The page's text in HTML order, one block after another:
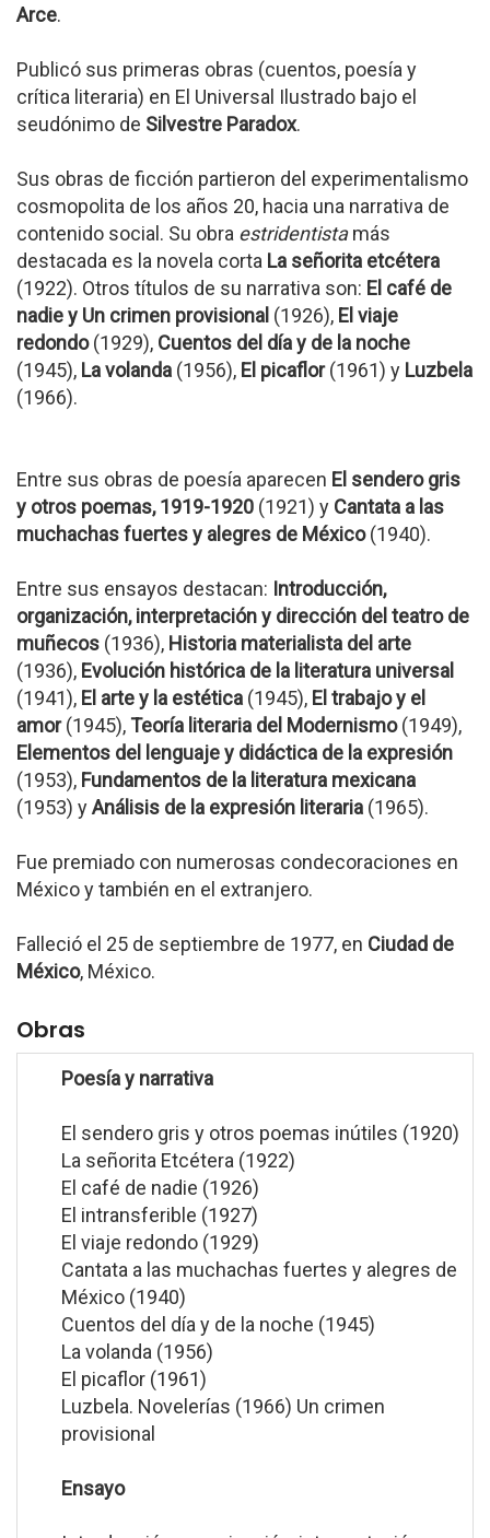
Arce.
Publicó sus primeras obras (cuentos, poesía y
crítica literaria) en El Universal Ilustrado bajo el
seudónimo de Silvestre Paradox.
Sus obras de ficción partieron del experimentalismo
cosmopolita de los años 20, hacia una narrativa de
contenido social. Su obra estridentistamás
destacada es la novela corta La señorita etcétera
(1922). Otros títulos de su narrativa son: El café de
nadie y Un crimen provisional (1926), El viaje
redondo(1929), Cuentos del día y de la noche
(1945), La volanda (1956), El picaflor(1961) y Luzbela
(1966).
Entre sus obras de poesía aparecen El sendero gris
y otros poemas, 1919-1920 (1921) y Cantata a las
muchachas fuertes y alegres de México(1940).
Entre sus ensayos destacan: Introducción,
organización, interpretación y dirección del teatro de
muñecos (1936), Historia materialista del arte
(1936), Evolución histórica de la literatura universal
(1941), El arte y la estética (1945), El trabajo y el
amor(1945), Teoría literaria del Modernismo(1949),
Elementos del lenguaje y didáctica de la expresión
(1953), Fundamentos de la literatura mexicana
(1953) yAnálisis de la expresión literaria (1965).
Fue premiado con numerosas condecoraciones en
México y también en el extranjero.
Falleció el 25 de septiembre de 1977, en Ciudad de
México, México.
Obras
Poesía y narrativa
El sendero gris y otros poemas inútiles (1920)
La señorita Etcétera (1922)
El café de nadie (1926)
El intransferible (1927)
El viaje redondo (1929)
Cantata a las muchachas fuertes y alegres de
México (1940)
Cuentos del día y de la noche (1945)
La volanda (1956)
El picaflor (1961)
Luzbela. Novelerías (1966) Un crimen
provisional
Ensayo